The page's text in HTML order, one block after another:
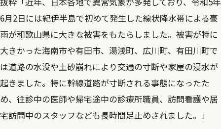
6月2日には紀伊半島で初めて発生した線状降水帯による豪
雨が和歌山県に大きな被害をもたらしました。被害が特に
大きかった海南市や有田市、湯浅町、広川町、有田川町で
は道路の水没や土砂崩れにより交通の寸断や家屋の浸水が
起きました。特に幹線道路が寸断される事態になったた
め、往診中の医師や帰宅途中の診療所職員、訪問看護や居
宅訪問中のスタッフなども長時間足止めされました。」